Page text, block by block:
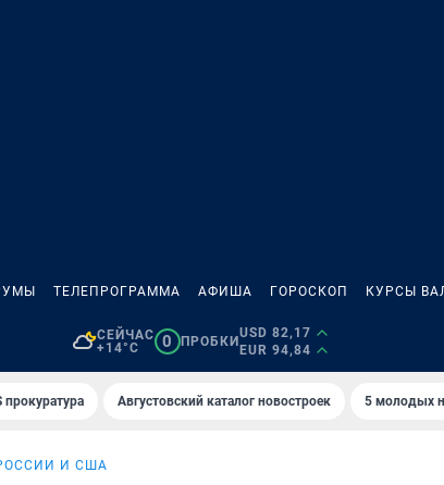
ТЕЛЕПРОГРАММА АФИША ГОРОСКОП КУРСЫ
СЕЙЧАС
+14°C
0 ПРОБКИ
USD 82,17
EUR 94,84
Августовский каталог новостроек 5 молодых
И США